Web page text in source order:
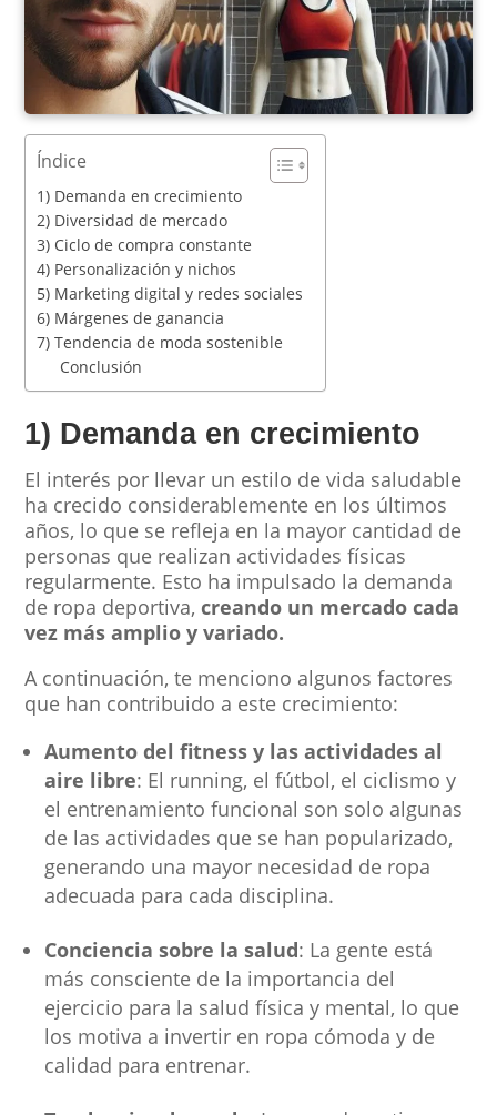
Índice
1) Demanda en crecimiento
2) Diversidad de mercado
3) Ciclo de compra constante
4) Personalización y nichos
5) Marketing digital y redes sociales
6) Márgenes de ganancia
7) Tendencia de moda sostenible
Conclusión
1) Demanda en crecimiento
El interés por llevar un estilo de vida saludable
ha crecido considerablemente en los últimos
años, lo que se refleja en la mayor cantidad de
personas que realizan actividades físicas
regularmente. Esto ha impulsado la demanda
de ropa deportiva,creando un mercado cada
vez más amplio y variado.
A continuación, te menciono algunos factores
que han contribuido a este crecimiento:
Aumento del fitness y las actividades al
aire libre: El running, el fútbol, el ciclismo y
el entrenamiento funcional son solo algunas
de las actividades que se han popularizado,
generando una mayor necesidad de ropa
adecuada para cada disciplina.
Conciencia sobre la salud: La gente está
más consciente de la importancia del
ejercicio para la salud física y mental, lo que
los motiva a invertir en ropa cómoda y de
calidad para entrenar.